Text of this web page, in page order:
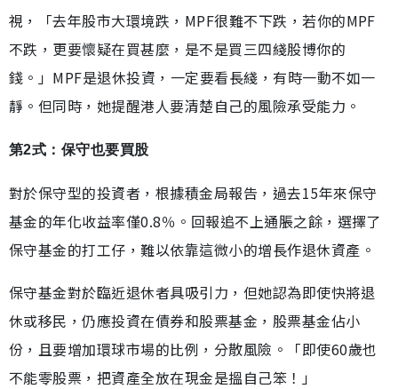
視，「去年股市大環境跌，MPF很難不下跌，若你的MPF
不跌，更要懷疑在買甚麼，是不是買三四綫股博你的
錢。」MPF是退休投資，一定要看長綫，有時一動不如一
靜。但同時，她提醒港人要清楚自己的風險承受能力。
第2式：保守也要買股
對於保守型的投資者，根據積金局報告，過去15年來保守
基金的年化收益率僅0.8％。回報追不上通脹之餘，選擇了
保守基金的打工仔，難以依靠這微小的增長作退休資產。
保守基金對於臨近退休者具吸引力，但她認為即使快將退
休或移民，仍應投資在債券和股票基金，股票基金佔小
份，且要增加環球市場的比例，分散風險。「即使60歲也
不能零股票，把資產全放在現金是搵自己笨！」